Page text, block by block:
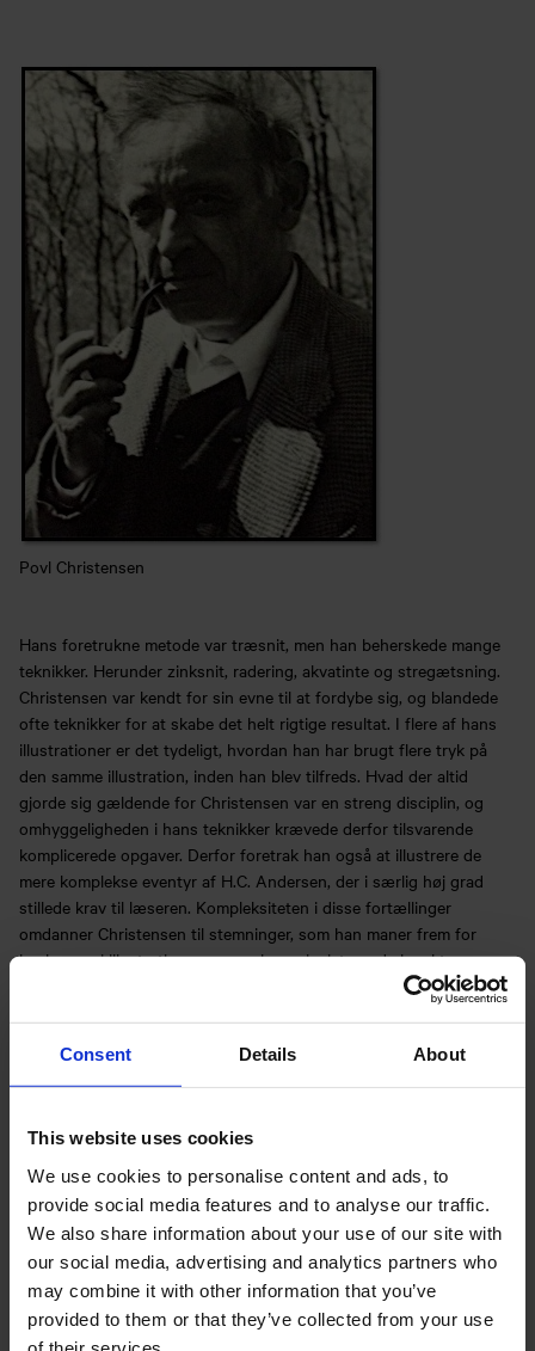
Consent Details About
This website uses cookies
We use cookies to personalise content and ads, to
provide social media features and to analyse our traffic.
We also share information about your use of our site with
our social media, advertising and analytics partners who
may combine it with other information that you’ve
provided to them or that they’ve collected from your use
Povl Christensen
Hans foretrukne metode var træsnit, men han beherskede mange
teknikker. Herunder zinksnit, radering, akvatinte og stregætsning.
Christensen var kendt for sin evne til at fordybe sig, og blandede
ofte teknikker for at skabe det helt rigtige resultat. I flere af hans
illustrationer er det tydeligt, hvordan han har brugt flere tryk på
den samme illustration, inden han blev tilfreds. Hvad der altid
gjorde sig gældende for Christensen var en streng disciplin, og
omhyggeligheden i hans teknikker krævede derfor tilsvarende
komplicerede opgaver. Derfor foretrak han også at illustrere de
mere komplekse eventyr af H.C. Andersen, der i særlig høj grad
stillede krav til læseren. Kompleksiteten i disse fortællinger
omdanner Christensen til stemninger, som han maner frem for
beskueren i illustrationernes mørke og insisterende karakter.